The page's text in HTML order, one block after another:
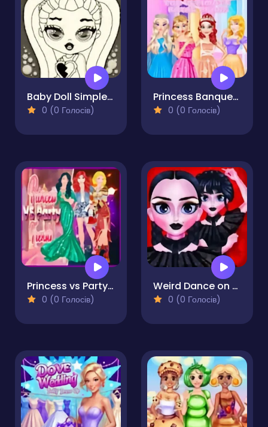
Baby Doll Simple Style
0 (0 Голосів)
Princess Banquet The Ultimate Royal Prank
0 (0 Голосів)
Princess vs Party Trends
0 (0 Голосів)
Weird Dance on Wednesday
0 (0 Голосів)